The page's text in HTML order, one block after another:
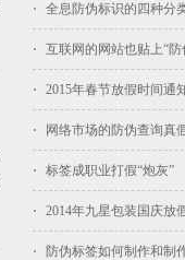
全息防伪标识的四种分
互联网的网站也贴上“防
2015年春节放假时间通
网络市场的防伪查询真
标签成职业打假“炮灰”
2014年九星包装国庆放
防伪标签如何制作和制